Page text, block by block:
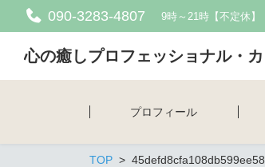
090-3283-4807 9時～21時【不定休】
心の癒しプロフェッショナル・
プロフィール
TOP